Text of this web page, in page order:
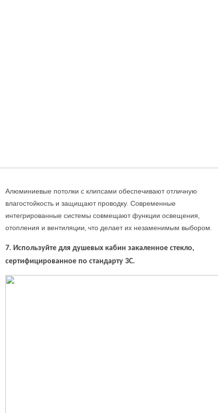
Алюминиевые потолки с клипсами обеспечивают отличную
влагостойкость и защищают проводку. Современные
интегрированные системы совмещают функции освещения,
отопления и вентиляции, что делает их незаменимым выбором.
7. Используйте для душевых кабин закаленное стекло,
сертифицированное по стандарту 3C.